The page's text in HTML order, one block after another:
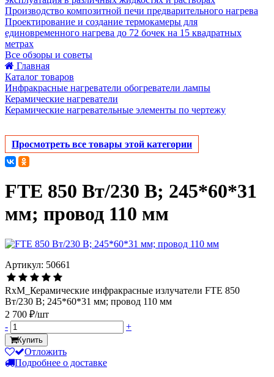
Производство композитной печи предварительного нагрева
Проектирование и создание термокамеры для
единовременного нагрева до 72 бочек на 15 квадратных
метрах
Все обзоры и советы
Главная
Каталог товаров
Инфракрасные нагреватели обогреватели лампы
Керамические нагреватели
Керамические нагревательные элементы по чертежу
Просмотреть все товары этой категории
FTE 850 Вт/230 В; 245*60*31
мм; провод 110 мм
Артикул: 50661
RxM_Керамические инфракрасные излучатели FTE 850
Вт/230 В; 245*60*31 мм; провод 110 мм
2 700 ₽/шт
-
+
Купить
Отложить
Подробнее о доставке